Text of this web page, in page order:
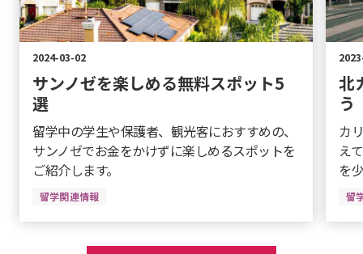
2024-03-02
サンノゼを楽しめる無料スポット5
選
留学中の学生や保護者、観光客におすすめの、
サンノゼでお金をかけずに楽しめるスポットを
ご紹介します。
留学関連情報
北
う
カ
え
を
留